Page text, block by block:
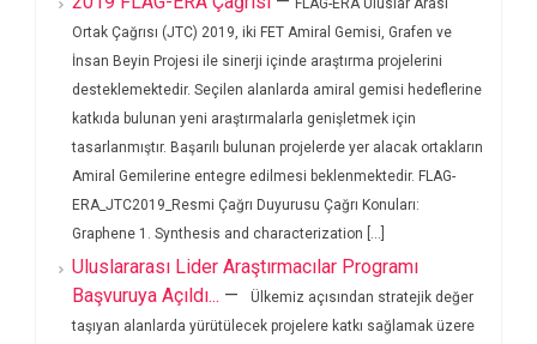
Ortak Çağrısı (JTC) 2019, iki FET Amiral Gemisi, Grafen ve
İnsan Beyin Projesi ile sinerji içinde araştırma projelerini
desteklemektedir. Seçilen alanlarda amiral gemisi hedeflerine
katkıda bulunan yeni araştırmalarla genişletmek için
tasarlanmıştır. Başarılı bulunan projelerde yer alacak ortakların
Amiral Gemilerine entegre edilmesi beklenmektedir. FLAG-
ERA_JTC2019_Resmi Çağrı Duyurusu Çağrı Konuları:
Graphene 1. Synthesis and characterization [...]
Uluslararası Lider Araştırmacılar Programı
Başvuruya Açıldı... —
Ülkemiz açısından stratejik değer
taşıyan alanlarda yürütülecek projelere katkı sağlamak üzere